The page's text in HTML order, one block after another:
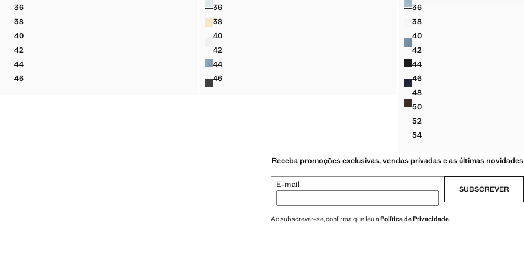
36CALÇÕES RETOS ÀS RISCAS
38CALÇÕES RETOS ÀS RISCAS
40CALÇÕES RETOS ÀS RISCAS
42CALÇÕES RETOS ÀS RISCAS
44CALÇÕES RETOS ÀS RISCAS
46CALÇÕES RETOS ÀS RISCAS
36CALÇÕES CURTOS DE GANGA COM BASE DESFIADA
38CALÇÕES CURTOS DE GANGA COM BASE DESFIADA
40CALÇÕES CURTOS DE GANGA COM BASE DESFIADA
42CALÇÕES CURTOS DE GANGA COM BASE DESFIADA
44CALÇÕES CURTOS DE GANGA COM BASE DESFIADA
46CALÇÕES CURTOS DE GANGA COM BASE DESFIADA
36CALÇÕES RETOS DE GANGA
38CALÇÕES RETOS DE GANGA
40CALÇÕES RETOS DE GANGA
42CALÇÕES RETOS DE GANGA
44CALÇÕES RETOS DE GANGA
46CALÇÕES RETOS DE GANGA
48CALÇÕES RETOS DE GANGA
50CALÇÕES RETOS DE GANGA
52CALÇÕES RETOS DE GANGA
54CALÇÕES RETOS DE GANGA
Receba promoções exclusivas, vendas privadas e as últimas novidades
E-mail SUBSCREVER
Ao subscrever-se, confirma que leu a Política de Privacidade.